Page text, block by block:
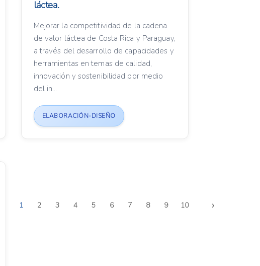
láctea.
Mejorar la competitividad de la cadena
de valor láctea de Costa Rica y Paraguay,
a través del desarrollo de capacidades y
herramientas en temas de calidad,
innovación y sostenibilidad por medio
del in...
ELABORACIÓN-DISEÑO
1 2 3 4 5 6 7 8 9 10 ›